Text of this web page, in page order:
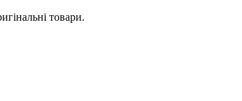
товари.